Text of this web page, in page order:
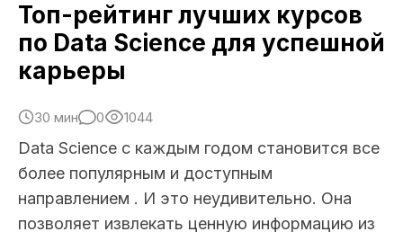
Топ-рейтинг лучших курсов
по Data Science для успешной
карьеры
30 мин 0 1044
Data Science с каждым годом становится все
более популярным и доступным
направлением . И это неудивительно. Она
позволяет извлекать ценную информацию из
Пожалуйста, ответьте на несколько вопросов,
чтобы начать.
Приступим?